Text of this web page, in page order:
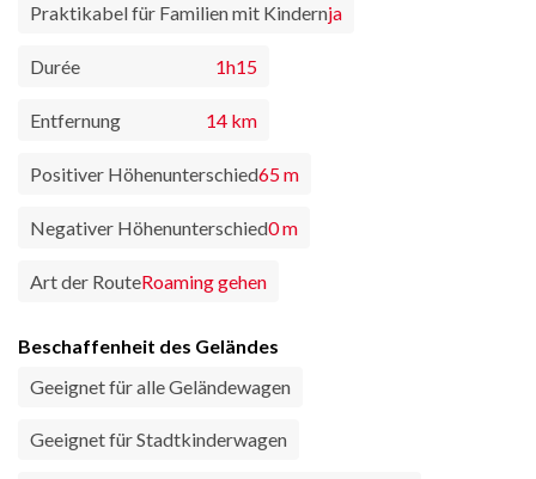
Praktikabel für Familien mit Kindernja
Durée 1h15
Entfernung 14 km
Positiver Höhenunterschied65 m
Negativer Höhenunterschied0 m
Art der RouteRoaming gehen
Beschaffenheit des Geländes
Geeignet für alle Geländewagen
Geeignet für Stadtkinderwagen